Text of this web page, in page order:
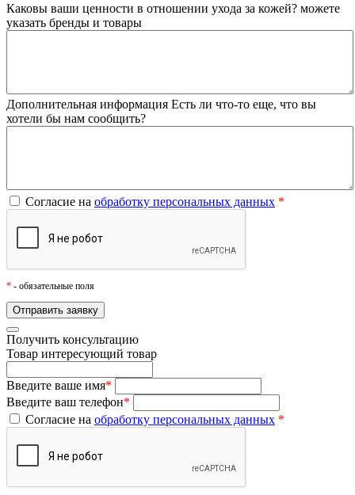
Каковы ваши ценности в отношении ухода за кожей? можете
указать бренды и товары
Дополнительная информация Есть ли что-то еще, что вы
хотели бы нам сообщить?
Согласие на обработку персональных данных *
* - обязательные поля
Получить консультацию
Товар интересующий товар
Введите ваше имя*
Введите ваш телефон*
Согласие на обработку персональных данных *